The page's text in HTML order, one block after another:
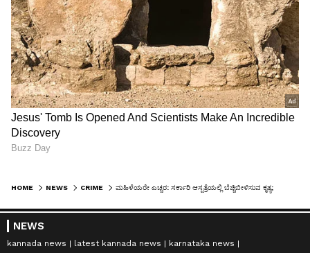
HOME NEWS CRIME
NEWS
kannada news latest kannada news
karnataka news